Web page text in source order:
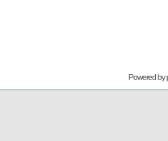
Powered by